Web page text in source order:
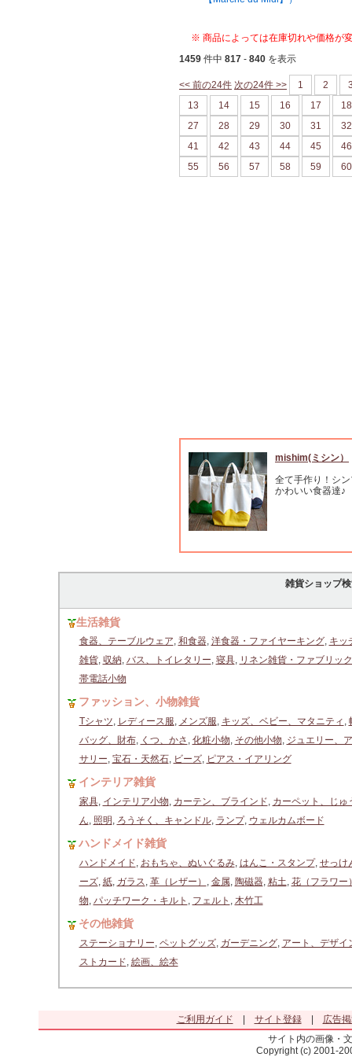
※ 商品によっては在庫切れや価格が
1459 件中 817 - 840 を表示
<< 前の24件 次の24件 >> 1 2
13
14 15 16 17
18
27
28 29 30 31
32
41
42 43 44 45
46
55
56 57 58 59 60
mishim(ミシン）
全て手作り！シ
かわいい食器達♪
雑貨ショップ
生活雑貨
食器、テーブルウェア, 和食器, 洋食器・ファイヤーキング, キッ
雑貨, 収納, バス、トイレタリー, 寝具, リネン雑貨・ファブリック
帯電話小物
ファッション、小物雑貨
Tシャツ, レディース服, メンズ服, キッズ、ベビー、マタニティ ,
バッグ、財布, くつ、かさ , 化粧小物, その他小物, ジュエリー、
サリー, 宝石・天然石, ビーズ, ピアス・イアリング
インテリア雑貨
家具, インテリア小物, カーテン、ブラインド, カーペット、じゅ
ん, 照明 , ろうそく、キャンドル, ランプ, ウェルカムボード
ハンドメイド雑貨
ハンドメイド, おもちゃ、ぬいぐるみ, はんこ・スタンプ, せっけ
ーズ, 紙, ガラス, 革（レザー） , 金属, 陶磁器, 粘土, 花（フラワー
物, パッチワーク・キルト , フェルト , 木竹工
その他雑貨
ステーショナリー, ペットグッズ, ガーデニング, アート、デザイ
ストカード, 絵画、絵本
ご利用ガイド サイト登録|
広告
サイト内の画像・
Copyright (c) 2001-